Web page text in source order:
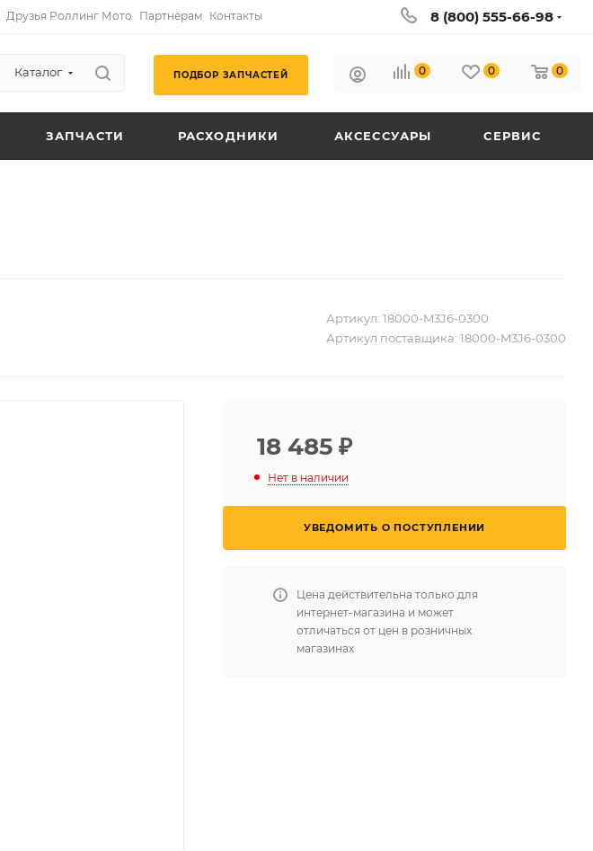
Друзья Роллинг Мото Партнёрам Контакты 8 (800) 555-66-98
Каталог ПОДБОР ЗАПЧАСТЕЙ 0 0 0
ЗАПЧАСТИ РАСХОДНИКИ АКСЕССУАРЫ СЕРВИС
Артикул: 18000-M3J6-0300
Артикул поставщика: 18000-M3J6-0300
18 485 ₽
Нет в наличии
УВЕДОМИТЬ О ПОСТУПЛЕНИИ
Цена действительна только для
интернет-магазина и может
отличаться от цен в розничных
магазинах